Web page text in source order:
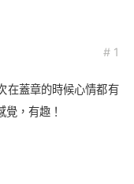
# 1
在蓋章的時候心情都有
，有趣！